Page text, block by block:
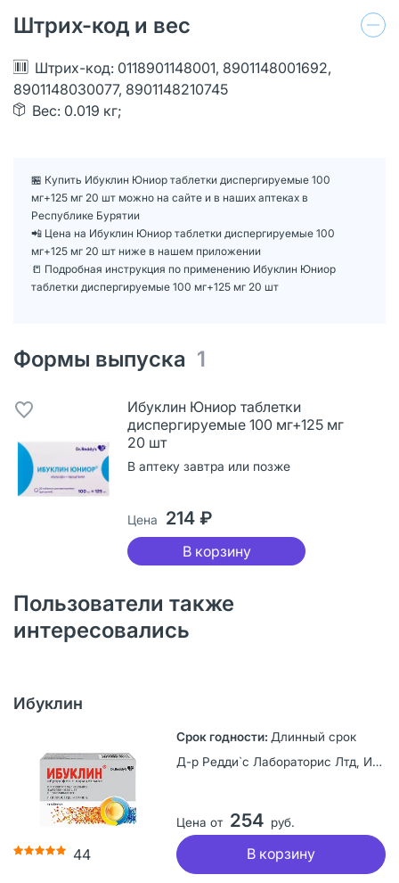
Штрих-код и вес
Штрих-код: 0118901148001, 8901148001692,
8901148030077, 8901148210745
Вес: 0.019 кг;
🏪 Купить Ибуклин Юниор таблетки диспергируемые 100
мг+125 мг 20 шт можно на сайте и в наших аптеках в
Республике Бурятии
📲 Цена на Ибуклин Юниор таблетки диспергируемые 100
мг+125 мг 20 шт ниже в нашем приложении
📒 Подробная инструкция по применению Ибуклин Юниор
таблетки диспергируемые 100 мг+125 мг 20 шт
Формы выпуска 1
Ибуклин Юниор таблетки
диспергируемые 100 мг+125 мг
20 шт
В аптеку завтра или позже
Цена 214 ₽
В корзину
Пользователи также
интересовались
Ибуклин
44
Длинный срок
Д-р Редди`с Лабораторис Лтд, Индия
Цена от 254 руб.
В корзину